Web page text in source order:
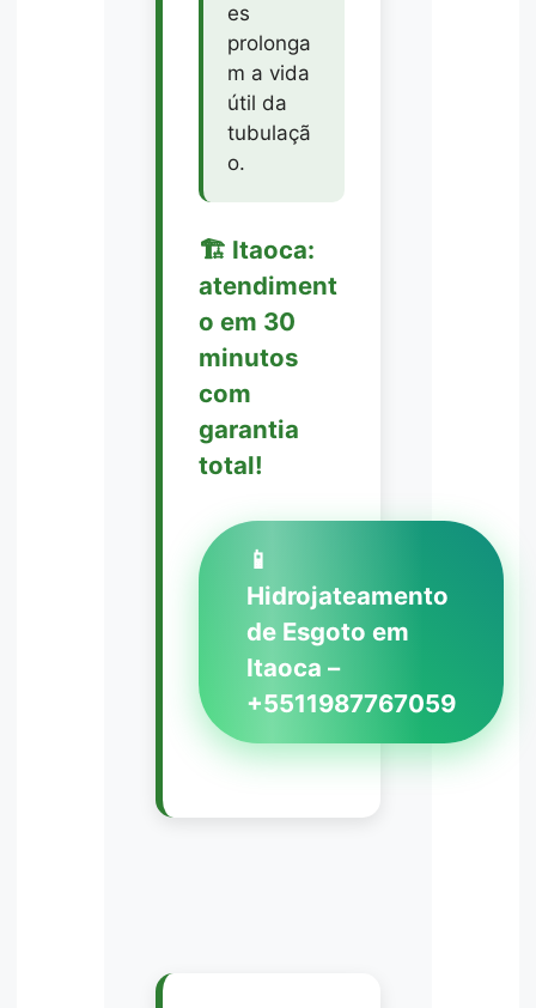
es
prolonga
m a vida
útil da
tubulaçã
o.
🏗️ Itaoca:
atendiment
o em 30
minutos
com
garantia
total!
📱
Hidrojateamento
de Esgoto em
Itaoca –
+5511987767059